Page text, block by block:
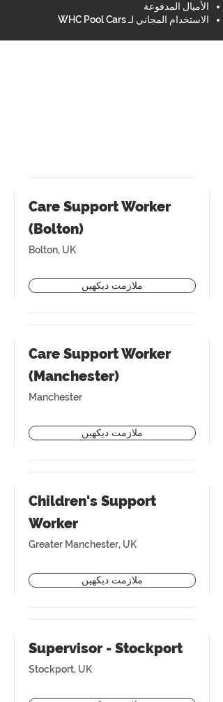
الأميال المدفوعة
الاستخدام المجاني لـ WHC Pool Cars
Care Support Worker
(Bolton)
Bolton, UK
ملازمت دیکھیں
Care Support Worker
(Manchester)
Manchester
ملازمت دیکھیں
Children's Support
Worker
Greater Manchester, UK
ملازمت دیکھیں
Supervisor - Stockport
Stockport, UK